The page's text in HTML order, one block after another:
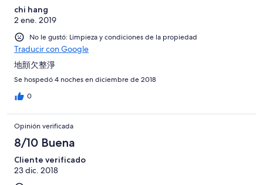
chi hang
2 ene. 2019
No le gustó: Limpieza y condiciones de la propiedad
Traducir con Google
地顫欠整淨
Se hospedó 4 noches en diciembre de 2018
0
Opinión verificada
8/10 Buena
Cliente verificado
23 dic. 2018